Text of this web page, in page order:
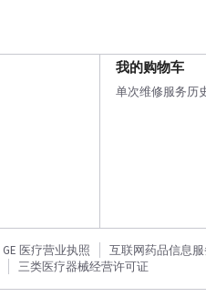
我的购物车
单次维修服务历
GE 医疗营业执照 互联网药品信息服
三类医疗器械经营许可证